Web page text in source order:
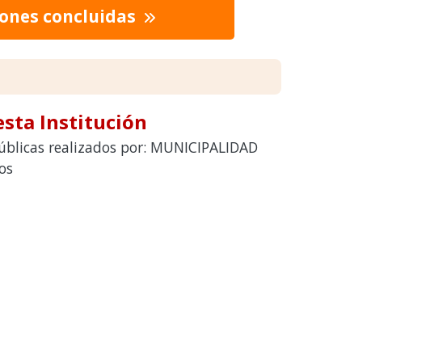
concluidas
Institución
realizados por: MUNICIPALIDAD